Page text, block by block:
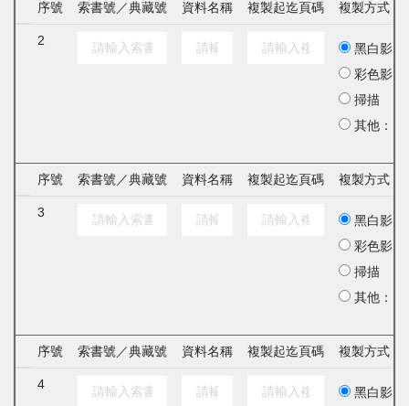
序號 索書號／典藏號 資料名稱 複製起迄頁碼 複製方式
2
黑白影印
彩色影印
掃描
其他：
序號 索書號／典藏號 資料名稱 複製起迄頁碼 複製方式
3
黑白影印
彩色影印
掃描
其他：
序號 索書號／典藏號 資料名稱 複製起迄頁碼 複製方式
4
黑白影印